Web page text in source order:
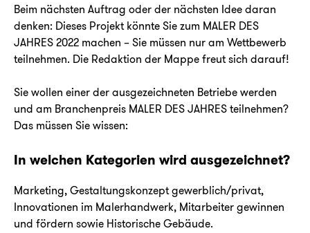
Beim nächsten Auftrag oder der nächsten Idee daran
denken: Dieses Projekt könnte Sie zum MALER DES
JAHRES 2022 machen – Sie müssen nur am Wettbewerb
teilnehmen. Die Redaktion der Mappe freut sich darauf!
Sie wollen einer der ausgezeichneten Betriebe werden
und am Branchenpreis MALER DES JAHRES teilnehmen?
Das müssen Sie wissen:
In welchen Kategorien wird ausgezeichnet?
Marketing, Gestaltungskonzept gewerblich/privat,
Innovationen im Malerhandwerk, Mitarbeiter gewinnen
und fördern sowie Historische Gebäude.